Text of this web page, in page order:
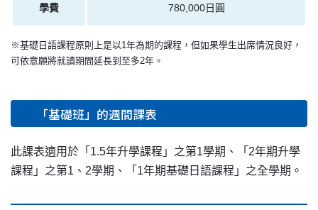
學費 780,000日圓
※基礎日語課程原則上是以1年為期的課程，但如果學生出席情況良好，
可依意願將就讀期間延長到至多2年。
「基礎班」的週間課表
此課表適用於「1.5年升學課程」之第1學期、「2年期升學
課程」之第1、2學期、「1年期基礎日語課程」之全學期。